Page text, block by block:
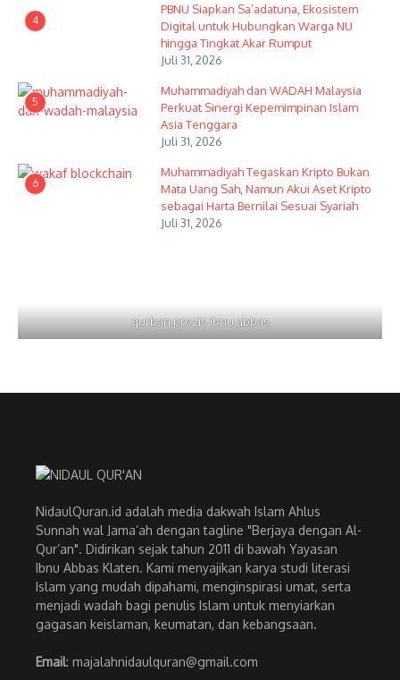
4
PBNU Siapkan Sa’adatuna, Ekosistem
Digital untuk Hubungkan Warga NU
hingga Tingkat Akar Rumput
Juli 31, 2026
5
Muhammadiyah dan WADAH Malaysia
Perkuat Sinergi Kepemimpinan Islam
Asia Tenggara
Juli 31, 2026
6
Muhammadiyah Tegaskan Kripto Bukan
Mata Uang Sah, Namun Akui Aset Kripto
sebagai Harta Bernilai Sesuai Syariah
Juli 31, 2026
qurban prozis ibnu abbas
NidaulQuran.id adalah media dakwah Islam Ahlus
Sunnah wal Jama’ah dengan tagline "Berjaya dengan Al-
Qur’an". Didirikan sejak tahun 2011 di bawah Yayasan
Ibnu Abbas Klaten. Kami menyajikan karya studi literasi
Islam yang mudah dipahami, menginspirasi umat, serta
menjadi wadah bagi penulis Islam untuk menyiarkan
gagasan keislaman, keumatan, dan kebangsaan.
Email: majalahnidaulquran@gmail.com